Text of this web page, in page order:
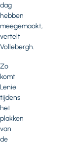
dag
hebben
meegemaakt,
vertelt
Vollebergh.
Zo
komt
Lenie
tijdens
het
plakken
van
de